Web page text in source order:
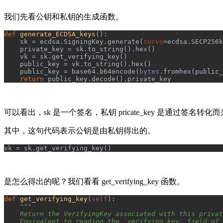
我们先看公钥和私钥的生成函数。
def generate_ECDSA_keys ():
    sk = ecdsa.SigningKey.generate(
curve
private_key = sk.to_string().hex()
vk = sk.get_verifying_key()
public_key = vk.to_string().hex()
    public_key = base64.b64encode(
bytes
return public_key.decode() , private_key
可以看出，sk 是一个签名，私钥 pricate_key 是通过签名转化而
其中，这句代码表示公钥是由私钥得出的。
vk = sk.get_verifying_key()
是怎么得出的呢？我们看看 get_verifying_key 函数。
def get_verifying_key( self ):
"""
Return the VerifyingKey associated with this
Equivalent to reading the `verifying_key` field of